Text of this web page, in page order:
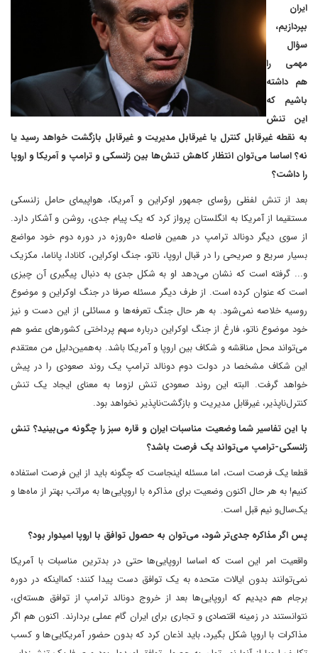
ایران
بپردازیم،
سؤال
مهمی را
هم داشته
باشیم که
این تنش
به نقطه غیرقابل کنترل یا غیرقابل مدیریت و غیرقابل بازگشت خواهد رسید یا
نه؟ اساسا می‌توان انتظار کاهش تنش‌ها بین زلنسکی و ترامپ و آمریکا و اروپا
را داشت؟
بعد از تنش لفظی رؤسای جمهور اوکراین و آمریکا، هواپیمای حامل زلنسکی
مستقیما از آمریکا به انگلستان پرواز کرد که یک پیام جدی، روشن و آشکار دارد.
از سوی دیگر دونالد ترامپ در همین فاصله ۵۰‌روزه در دوره دوم خود مواضع
بسیار سریع و صریحی را در قبال اروپا، ناتو، جنگ اوکراین، کانادا، پاناما، مکزیک
و... گرفته است که نشان می‌دهد او به شکل جدی به دنبال پیگیری آن چیزی
است که عنوان کرده است. از طرف دیگر مسئله صرفا در جنگ اوکراین و موضوع
روسیه خلاصه نمی‌شود. به هر حال جنگ تعرفه‌ها و مسائلی از این دست و نیز
خود موضوع ناتو، فارغ از جنگ اوکراین درباره سهم پرداختی کشورهای عضو هم
می‌تواند محل مناقشه و شکاف بین اروپا و آمریکا باشد. به‌همین‌دلیل من معتقدم
این شکاف مشخصا در دولت دوم دونالد ترامپ یک روند صعودی را در پیش
خواهد گرفت. البته این روند صعودی تنش لزوما به معنای ایجاد یک تنش
کنترل‌ناپذیر، غیرقابل مدیریت و بازگشت‌ناپذیر نخواهد بود.
با این تفاسیر شما وضعیت مناسبات ایران و قاره سبز را چگونه می‌بینید؟ تنش
زلنسکی-ترامپ می‌تواند یک فرصت باشد؟
قطعا یک فرصت است، اما مسئله اینجاست که چگونه باید از این فرصت استفاده
کنیم! به هر حال اکنون وضعیت برای مذاکره با اروپایی‌ها به مراتب بهتر از ماه‌ها و
یک‌سال‌و نیم قبل است.
پس اگر مذاکره جدی‌تر شود، می‌توان به حصول توافق با اروپا امیدوار بود؟
واقعیت امر این است که اساسا اروپایی‌ها حتی در بدترین مناسبات با آمریکا
نمی‌توانند بدون ایالات متحده به یک توافق دست پیدا کنند؛ کما‌اینکه در دوره
برجام هم دیدیم که اروپایی‌ها بعد از خروج دونالد ترامپ از توافق هسته‌ای،
نتوانستند در زمینه اقتصادی و تجاری برای ایران گام عملی بردارند. اکنون هم اگر
مذاکرات با اروپا شکل بگیرد، باید اذعان کرد که بدون حضور آمریکایی‌ها و کسب